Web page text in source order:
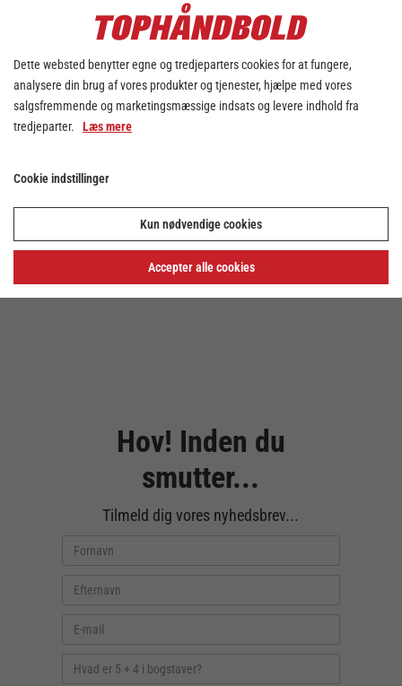
Hov! Inden du
smutter...
Tilmeld dig vores nyhedsbrev...
Dette websted benytter egne og tredjeparters cookies for at fungere,
analysere din brug af vores produkter og tjenester, hjælpe med vores
salgsfremmende og marketingsmæssige indsats og levere indhold fra
tredjeparter. Læs mere
Cookie indstillinger
Kun nødvendige cookies
Accepter alle cookies